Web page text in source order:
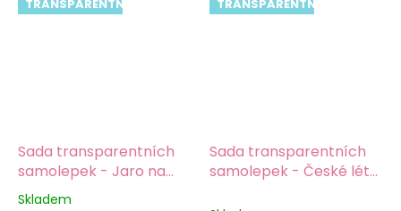
TRANSPARENTNÍ
Sada transparentních
samolepek - Jaro na
filmu
Průměrné
Skladem
TRANSPARENTNÍ
Sada transparentních
samolepek - České léto